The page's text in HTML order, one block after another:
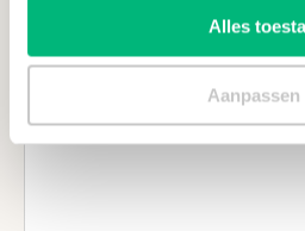
Alles
Aanpassen
Speciale wensen of andere